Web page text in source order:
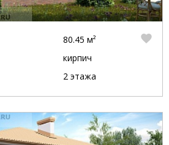
80.45 м²
кирпич
2 этажа